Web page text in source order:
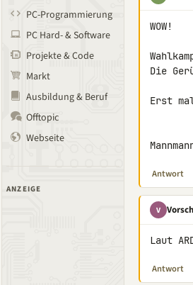
PC-Programmierung
PC Hard- & Software
Projekte & Code
Markt
Ausbildung & Beruf
Offtopic
Webseite
ANZEIGE
WOW!
Die
Erst
Antwort
V
Laut
Antwort